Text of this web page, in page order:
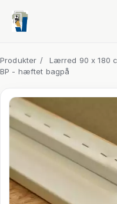
Produkter /
Lærred 90 x 180
BP - hæftet bagpå